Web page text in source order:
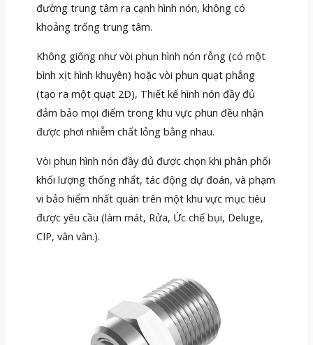
đường trung tâm ra cạnh hình nón, không có
khoảng trống trung tâm.
Không giống như vòi phun hình nón rỗng (có một
bình xịt hình khuyên) hoặc vòi phun quạt phẳng
(tạo ra một quạt 2D), Thiết kế hình nón đầy đủ
đảm bảo mọi điểm trong khu vực phun đều nhận
được phơi nhiễm chất lỏng bằng nhau.
Vòi phun hình nón đầy đủ được chọn khi phân phối
khối lượng thống nhất, tác động dự đoán, và phạm
vi bảo hiểm nhất quán trên một khu vực mục tiêu
được yêu cầu (làm mát, Rửa, Ức chế bụi, Deluge,
CIP, vân vân.).